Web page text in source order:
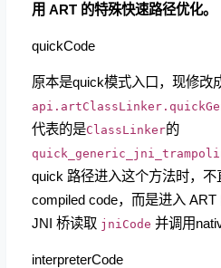
用 ART 的特殊快速路径优化。
quickCode
原本是quick模式入口，现修改
代表的是ClassLinker的
quick 路径进入这个方法时，
compiled code，而是进入
JNI 桥读取 jniCode 并调用
interpreterCode